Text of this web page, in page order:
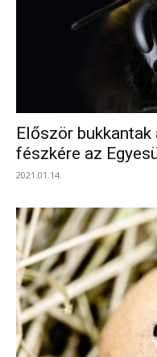
Először
fészkére az
2021.01.14.